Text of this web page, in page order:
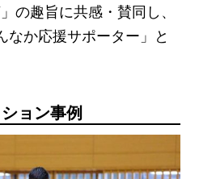
の趣旨に共感・賛同し、
なか応援サポーター」と
ョン事例